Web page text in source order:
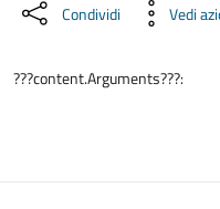
Condividi Vedi
???content.Arguments???: